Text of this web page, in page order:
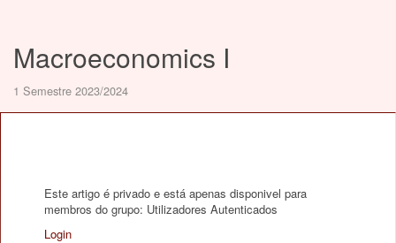
Macroeconomics I
1 Semestre 2023/2024
Este artigo é privado e está apenas disponivel para
membros do grupo: Utilizadores Autenticados
Login